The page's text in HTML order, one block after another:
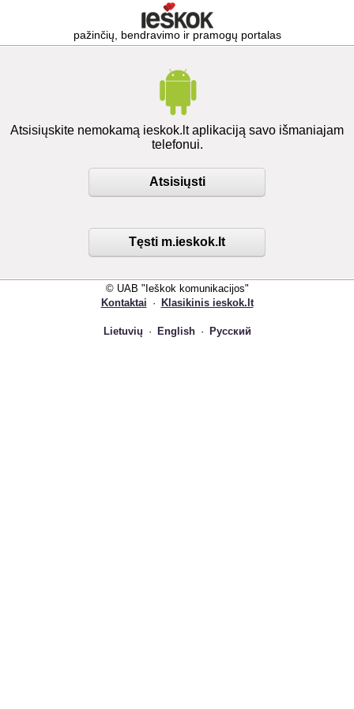
pažinčių, bendravimo ir pramogų portalas
Atsisiųskite nemokamą ieskok.lt aplikaciją savo išmaniajam
telefonui.
Atsisiųsti
Tęsti m.ieskok.lt
© UAB "Ieškok komunikacijos"
Kontaktai · Klasikinis ieskok.lt
Lietuvių · English · Русский